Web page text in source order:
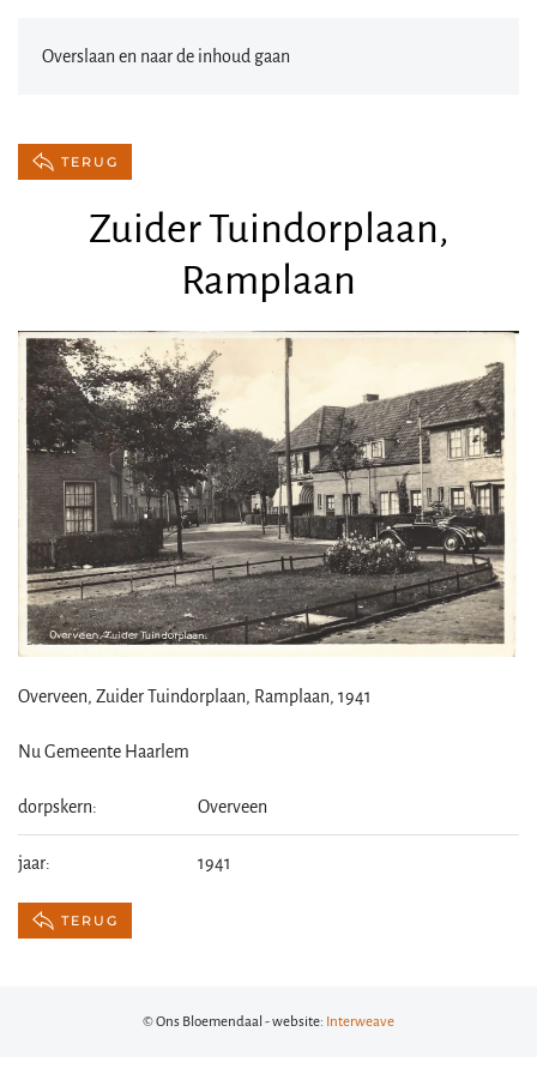
Overslaan en naar de inhoud gaan
TERUG
Zuider Tuindorplaan,
Ramplaan
Overveen, Zuider Tuindorplaan, Ramplaan, 1941
Nu Gemeente Haarlem
dorpskern: Overveen
jaar: 1941
TERUG
© Ons Bloemendaal - website: Interweave